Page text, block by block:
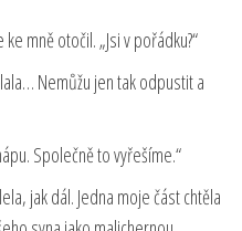
mně otočil. „Jsi v pořádku?“
Nemůžu jen tak odpustit a
Společně to vyřešíme.“
jak dál. Jedna moje část chtěla